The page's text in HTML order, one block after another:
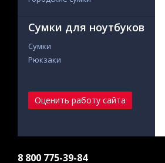
Сумки для ноутбуков
Сумки
Рюкзаки
Оценить работу сайта
8 800 775-39-84